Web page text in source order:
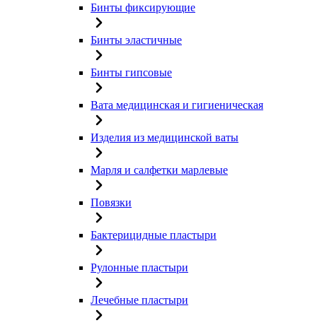
Бинты фиксирующие
Бинты эластичные
Бинты гипсовые
Вата медицинская и гигиеническая
Изделия из медицинской ваты
Марля и салфетки марлевые
Повязки
Бактерицидные пластыри
Рулонные пластыри
Лечебные пластыри